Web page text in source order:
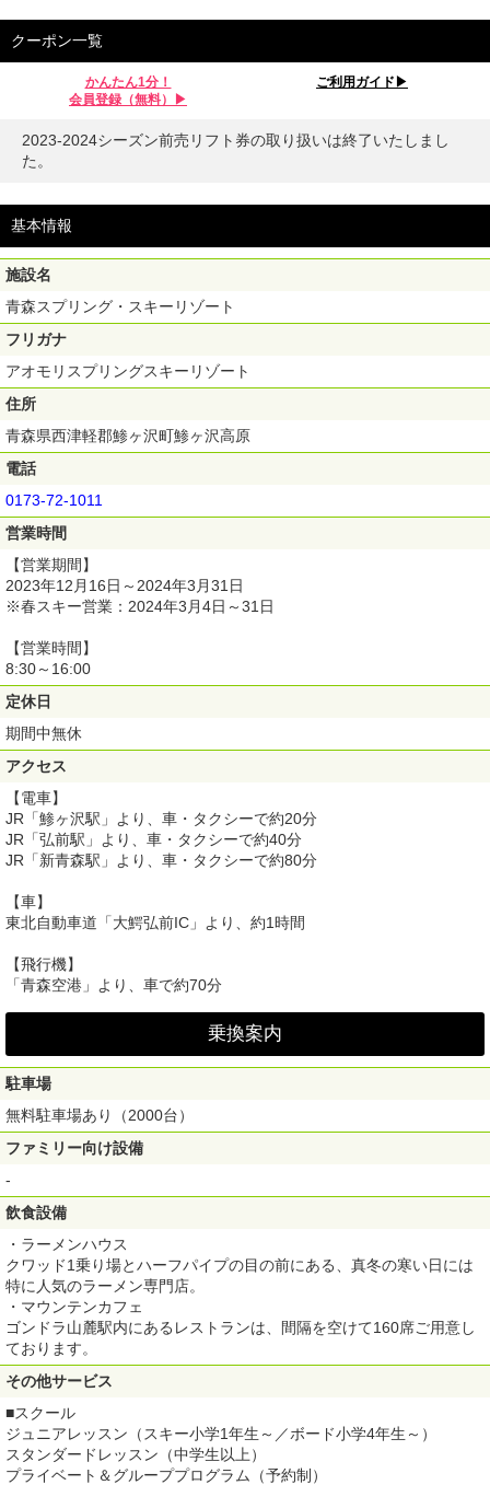
クーポン一覧
かんたん1分！
会員登録（無料）▶︎
ご利用ガイド▶︎
2023-2024シーズン前売リフト券の取り扱いは終了いたしまし
た。
基本情報
施設名
青森スプリング・スキーリゾート
フリガナ
アオモリスプリングスキーリゾート
住所
青森県西津軽郡鯵ヶ沢町鯵ヶ沢高原
電話
0173-72-1011
営業時間
【営業期間】
2023年12月16日～2024年3月31日
※春スキー営業：2024年3月4日～31日
【営業時間】
8:30～16:00
定休日
期間中無休
アクセス
【電車】
JR「鯵ヶ沢駅」より、車・タクシーで約20分
JR「弘前駅」より、車・タクシーで約40分
JR「新青森駅」より、車・タクシーで約80分
【車】
東北自動車道「大鰐弘前IC」より、約1時間
【飛行機】
「青森空港」より、車で約70分
乗換案内
駐車場
無料駐車場あり（2000台）
ファミリー向け設備
-
飲食設備
・ラーメンハウス
クワッド1乗り場とハーフパイプの目の前にある、真冬の寒い日には
特に人気のラーメン専門店。
・マウンテンカフェ
ゴンドラ山麓駅内にあるレストランは、間隔を空けて160席ご用意し
ております。
その他サービス
■スクール
ジュニアレッスン（スキー小学1年生～／ボード小学4年生～）
スタンダードレッスン（中学生以上）
プライベート＆グループプログラム（予約制）